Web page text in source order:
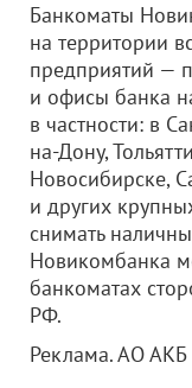
Банкоматы
на территории
предприятий —
и офисы банка
в частности: в
на-Дону,
Новосибирске,
и других
снимать
Новикомбанка
банкоматах
РФ.
Реклама. АО